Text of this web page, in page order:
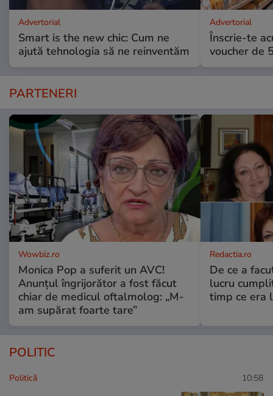
Advertorial
Smart is the new chic: Cum ne
ajută tehnologia să ne reinventăm
Advertorial
Înscrie-te
voucher de
PARTENERI
Wowbiz.ro
Monica Pop a suferit un AVC!
Anunțul îngrijorător a fost făcut
chiar de medicul oftalmolog: „M-
am supărat foarte tare”
Redactia.ro
De ce a
lucru
timp ce era
POLITIC
Politică 10:58